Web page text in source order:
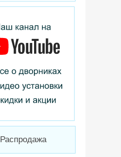
Распродажа